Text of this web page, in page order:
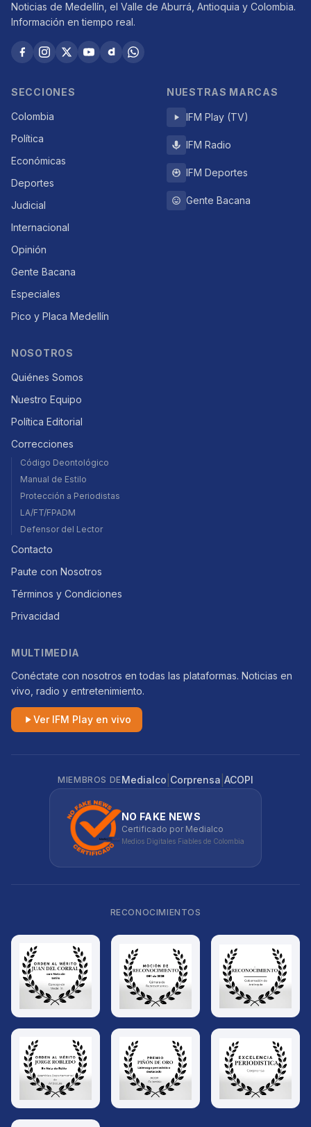
Noticias de Medellín, el Valle de Aburrá, Antioquia y Colombia.
Información en tiempo real.
SECCIONES
Colombia
Política
Económicas
Deportes
Judicial
Internacional
Opinión
Gente Bacana
Especiales
Pico y Placa Medellín
NUESTRAS MARCAS
IFM Play (TV)
IFM Radio
IFM Deportes
Gente Bacana
NOSOTROS
Quiénes Somos
Nuestro Equipo
Política Editorial
Correcciones
Código Deontológico
Manual de Estilo
Protección a Periodistas
LA/FT/FPADM
Defensor del Lector
Contacto
Paute con Nosotros
Términos y Condiciones
Privacidad
MULTIMEDIA
Conéctate con nosotros en todas las plataformas. Noticias en
vivo, radio y entretenimiento.
Ver IFM Play en vivo
MIEMBROS DEMedialco Corprensa ACOPI
NO FAKE NEWS
Certificado por Medialco
Medios Digitales Fiables de Colombia
RECONOCIMIENTOS